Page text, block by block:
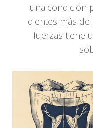
una condición
dientes más de
fuerzas tiene